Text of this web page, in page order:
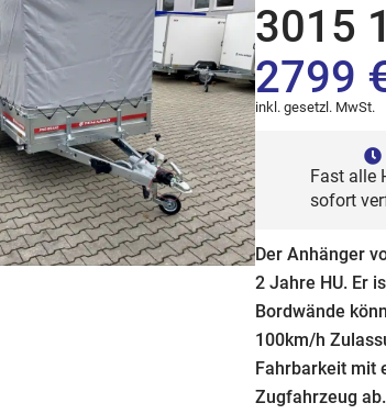
3015
2799
inkl. gesetzl. MwSt.
Fast alle
sofort
Der Anhänger
2 Jahre HU. Er
Bordwände
100km/h
Fahrbarkeit mit
Zugfahrzeug